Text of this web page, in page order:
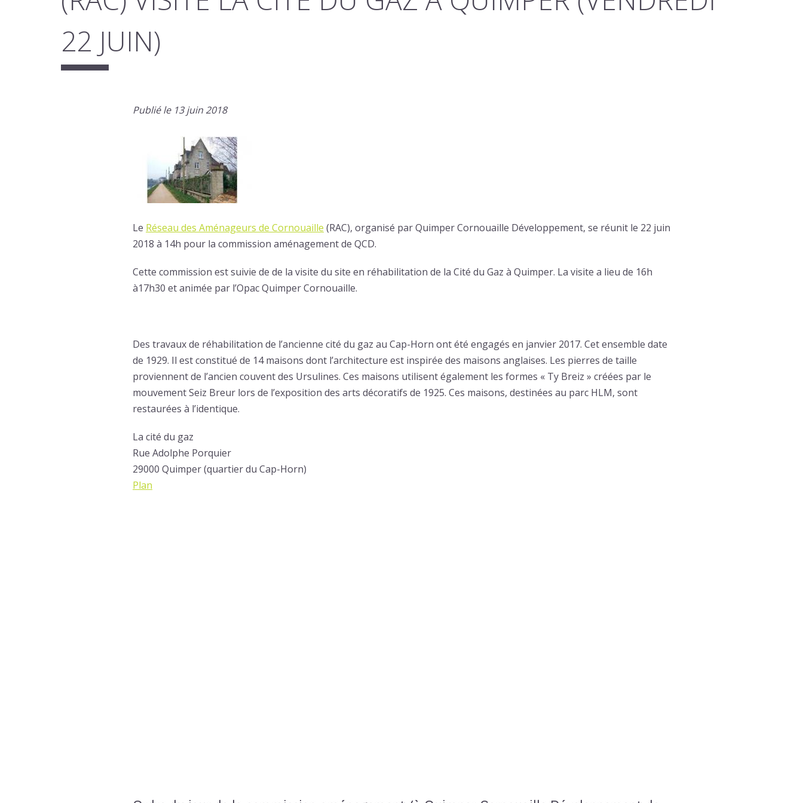
22 JUIN)
Publié le 13 juin 2018
Le Réseau des Aménageurs de Cornouaille (RAC), organisé par Quimper Cornouaille Développement, se réunit le 22 juin
2018 à 14h pour la commission aménagement de QCD.
Cette commission est suivie de de la visite du site en réhabilitation de la Cité du Gaz à Quimper. La visite a lieu de 16h
à17h30 et animée par l’Opac Quimper Cornouaille.
Des travaux de réhabilitation de l’ancienne cité du gaz au Cap-Horn ont été engagés en janvier 2017. Cet ensemble date
de 1929. Il est constitué de 14 maisons dont l’architecture est inspirée des maisons anglaises. Les pierres de taille
proviennent de l’ancien couvent des Ursulines. Ces maisons utilisent également les formes « Ty Breiz » créées par le
mouvement Seiz Breur lors de l’exposition des arts décoratifs de 1925. Ces maisons, destinées au parc HLM, sont
restaurées à l’identique.
La cité du gaz
Rue Adolphe Porquier
29000 Quimper (quartier du Cap-Horn)
Plan